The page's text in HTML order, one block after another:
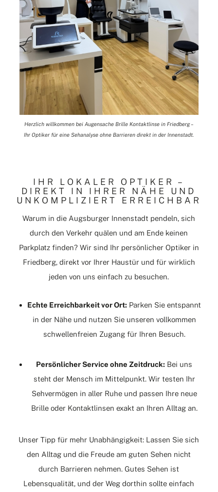
Herzlich willkommen bei Augensache Brille Kontaktlinse in Friedberg –
Ihr Optiker für eine Sehanalyse ohne Barrieren direkt in der Innenstadt.
IHR LOKALER OPTIKER –
DIREKT IN IHRER NÄHE UND
UNKOMPLIZIERT ERREICHBAR
Warum in die Augsburger Innenstadt pendeln, sich
durch den Verkehr quälen und am Ende keinen
Parkplatz finden? Wir sind Ihr persönlicher Optiker in
Friedberg, direkt vor Ihrer Haustür und für wirklich
jeden von uns einfach zu besuchen.
Echte Erreichbarkeit vor Ort: Parken Sie entspannt
in der Nähe und nutzen Sie unseren vollkommen
schwellenfreien Zugang für Ihren Besuch.
Persönlicher Service ohne Zeitdruck: Bei uns
steht der Mensch im Mittelpunkt. Wir testen Ihr
Sehvermögen in aller Ruhe und passen Ihre neue
Brille oder Kontaktlinsen exakt an Ihren Alltag an.
Unser Tipp für mehr Unabhängigkeit: Lassen Sie sich
den Alltag und die Freude am guten Sehen nicht
durch Barrieren nehmen. Gutes Sehen ist
Lebensqualität, und der Weg dorthin sollte einfach